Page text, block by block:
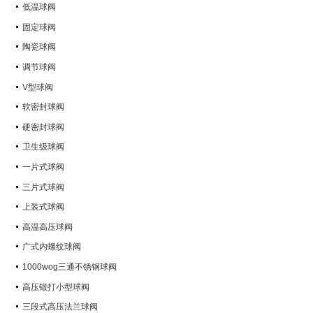
低温球阀
固定球阀
陶瓷球阀
调节球阀
V型球阀
软密封球阀
硬密封球阀
卫生级球阀
一片式球阀
三片式球阀
上装式球阀
高温高压球阀
广式内螺纹球阀
1000wog三通不锈钢球阀
高压锻打小型球阀
三段式高压法兰球阀